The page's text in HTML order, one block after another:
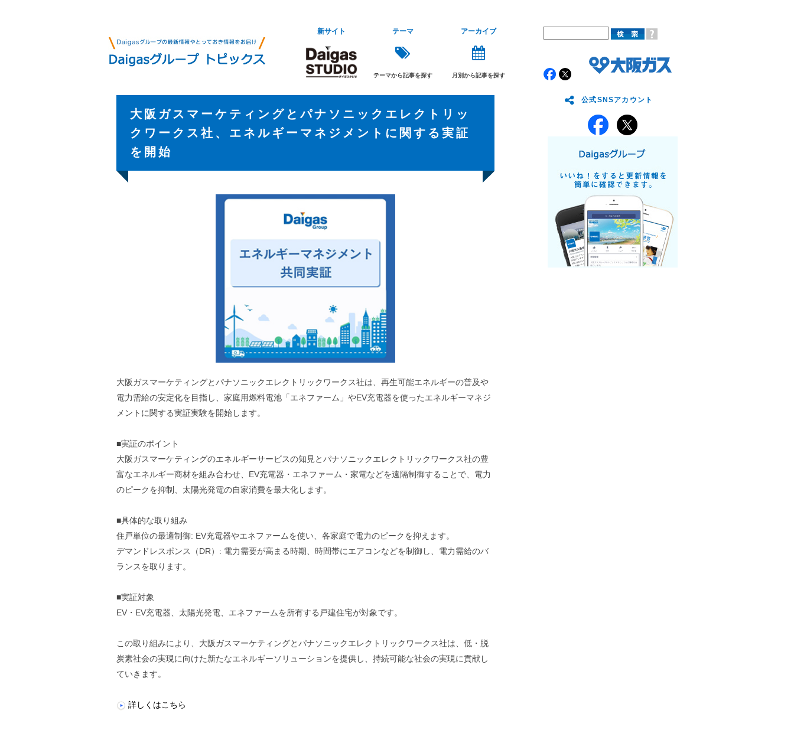
新サイト テーマ
テーマから記事を探す
アーカイブ
月別から記事を探す
大阪ガスマーケティングとパナソニックエレクトリッ
クワークス社、エネルギーマネジメントに関する実証
を開始
大阪ガスマーケティングとパナソニックエレクトリックワークス社は、再生可能エネルギーの普及や
電力需給の安定化を目指し、家庭用燃料電池「エネファーム」やEV充電器を使ったエネルギーマネジ
メントに関する実証実験を開始します。
■実証のポイント
大阪ガスマーケティングのエネルギーサービスの知見とパナソニックエレクトリックワークス社の豊
富なエネルギー商材を組み合わせ、EV充電器・エネファーム・家電などを遠隔制御することで、電力
のピークを抑制、太陽光発電の自家消費を最大化します。
■具体的な取り組み
住戸単位の最適制御: EV充電器やエネファームを使い、各家庭で電力のピークを抑えます。
デマンドレスポンス（DR）: 電力需要が高まる時期、時間帯にエアコンなどを制御し、電力需給のバ
ランスを取ります。
■実証対象
EV・EV充電器、太陽光発電、エネファームを所有する戸建住宅が対象です。
この取り組みにより、大阪ガスマーケティングとパナソニックエレクトリックワークス社は、低・脱
炭素社会の実現に向けた新たなエネルギーソリューションを提供し、持続可能な社会の実現に貢献し
ていきます。
詳しくはこちら
公式SNSアカウント